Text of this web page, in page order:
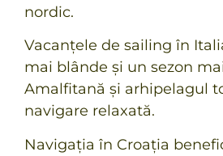
nordic.
Vacanțele de sailing în
mai blânde și un sezon
Amalfitană și arhipelagul
navigare relaxată.
Navigația în Croația